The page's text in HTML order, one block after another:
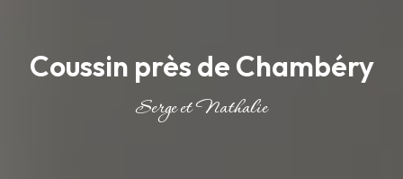
Coussin près de Chambéry
Serge et Nathalie